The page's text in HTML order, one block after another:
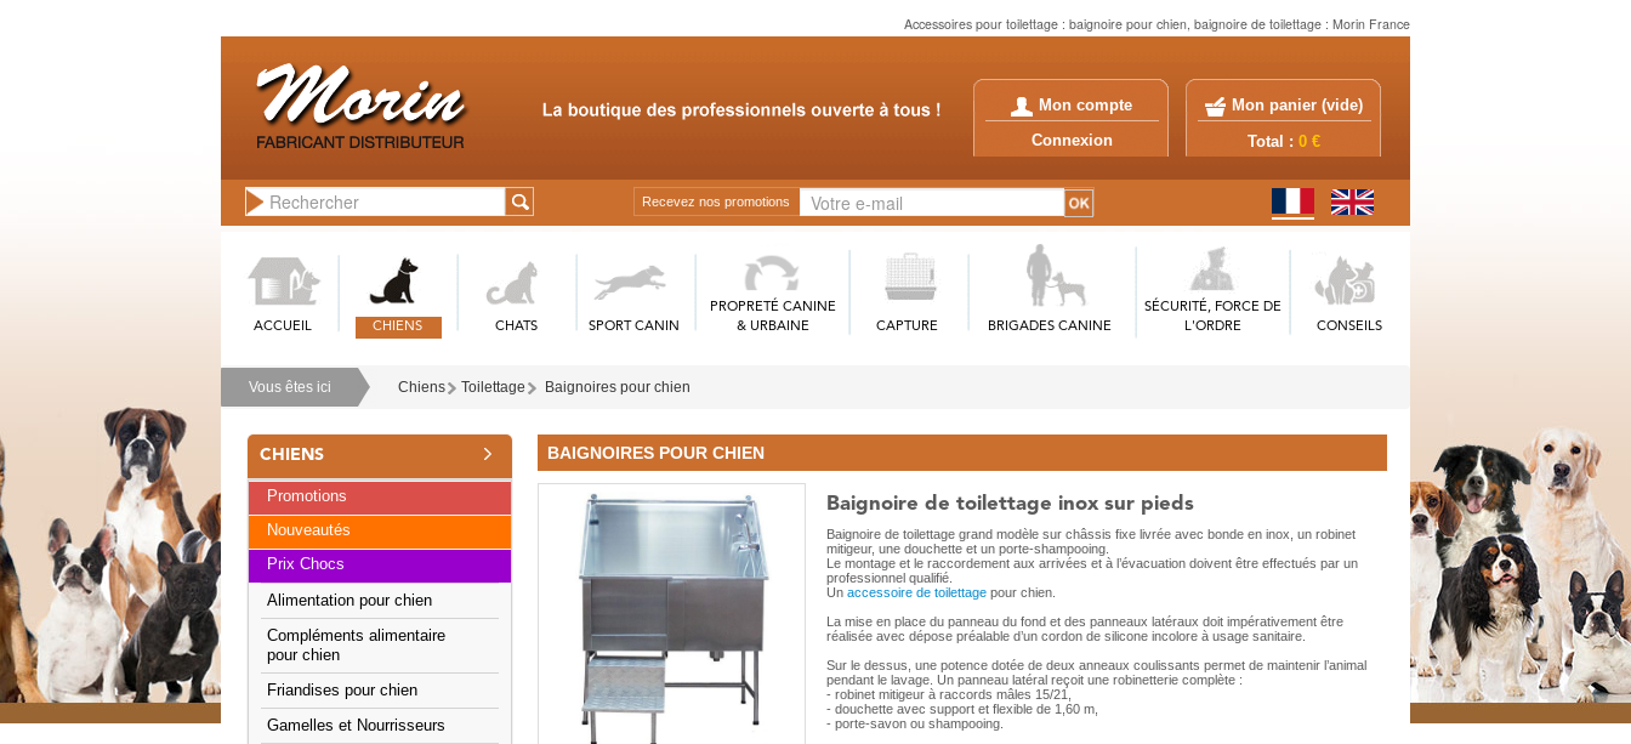
Accessoires pour toilettage : baignoire pour chien, baignoire de toilettage : Morin France
Mon compte
Connexion
Mon panier (vide)
Total : 0 €
Recevez nos promotions
ACCUEIL CHIENS CHATS SPORT CANIN
PROPRETÉ CANINE
& URBAINE
CAPTURE BRIGADES CANINE
SÉCURITÉ, FORCE DE
L'ORDRE
CONSEILS
Vous êtes ici Chiens Toilettage Baignoires pour chien
CHIENS
Promotions
Nouveautés
Prix Chocs
Alimentation pour chien
Compléments alimentaire
pour chien
Friandises pour chien
Gamelles et Nourrisseurs
BAIGNOIRES POUR CHIEN
Baignoire de toilettage inox sur pieds
Baignoire de toilettage grand modèle sur châssis fixe livrée avec bonde en inox, un robinet
mitigeur, une douchette et un porte-shampooing.
Le montage et le raccordement aux arrivées et à l’évacuation doivent être effectués par un
professionnel qualifié.
Unaccessoire de toilettage pour chien.
La mise en place du panneau du fond et des panneaux latéraux doit impérativement être
réalisée avec dépose préalable d’un cordon de silicone incolore à usage sanitaire.
Sur le dessus, une potence dotée de deux anneaux coulissants permet de maintenir l’animal
pendant le lavage. Un panneau latéral reçoit une robinetterie complète :
- robinet mitigeur à raccords mâles 15/21,
- douchette avec support et flexible de 1,60 m,
- porte-savon ou shampooing.